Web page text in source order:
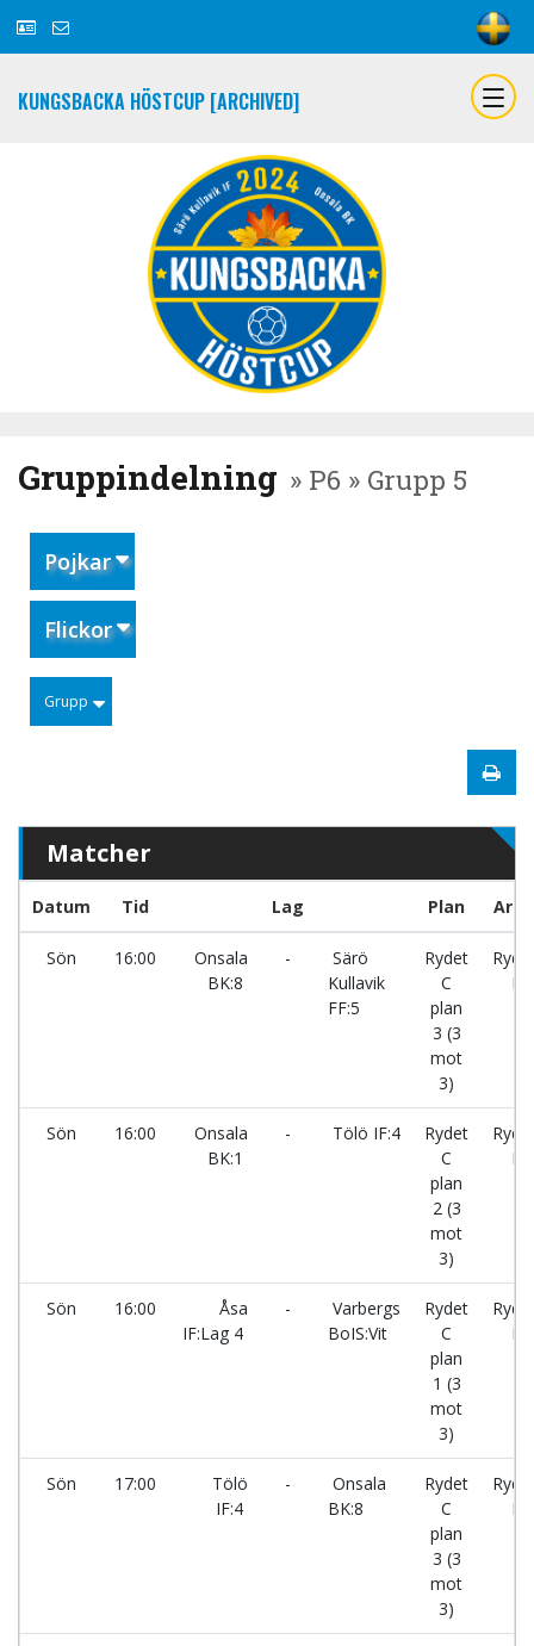
KUNGSBACKA HÖSTCUP [ARCHIVED]
Gruppindelning » P6 » Grupp 5
Pojkar
Flickor
Grupp
Matcher
Datum Tid Lag Plan
Sön 16:00
Onsala
BK:8
-
Särö
Kullavik
FF:5
Rydet
C
plan
3 (3
mot
3)
IP
Sön 16:00
Onsala
BK:1
- Tölö IF:4
Rydet
C
plan
2 (3
mot
3)
IP
Sön 16:00
Åsa
IF:Lag 4
-
Varbergs
BoIS:Vit
Rydet
C
plan
1 (3
mot
3)
IP
Sön 17:00
Tölö
IF:4
-
Onsala
BK:8
Rydet
C
plan
3 (3
mot
3)
IP